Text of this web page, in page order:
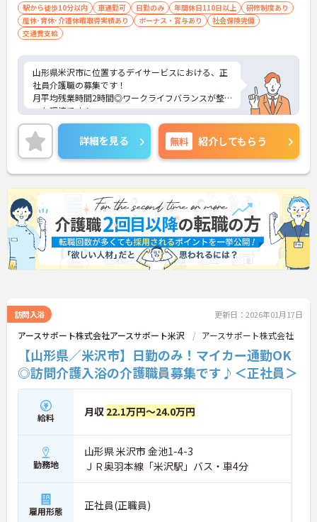
駅から徒歩10分以内 車通勤可 日勤のみ 年間休日110日以上
研修制度あり
産休･育休･介護休暇取得実績あり
ボーナス・賞与あり
社会保険完備
交通費支給
山形県米沢市に位置するデイサービスにおける、正
社員介護職の募集です！
月平均残業時間2時間◎ワークライフバランスが整
った環境です！
ご興味ある方には、面接対策ポイントなど、さらに
詳細をお話しいたしますのでお気軽にご相談くださ
い。
詳細を見る 無料 紹介してもらう
訪問入浴 更新日：2026年01月17日
アースサポート株式会社アースサポート米沢 アースサポート株式会社
【山形県／米沢市】日勤のみ！マイカー通勤OK
◎訪問介護入浴の介護職員募集です♪＜正社員＞
給料 月収 22.1万円～24.0万円
勤務地
山形県 米沢市 金池1-4-3
ＪＲ奥羽本線「米沢駅」バス・車4分
雇用形態 正社員(正職員)